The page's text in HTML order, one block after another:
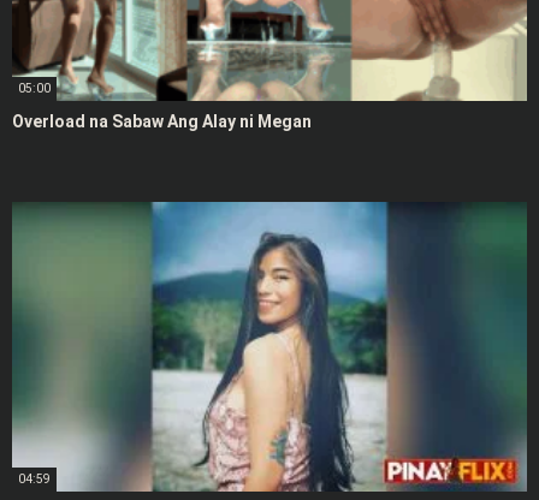
05:00
Overload na Sabaw Ang Alay ni Megan
04:59